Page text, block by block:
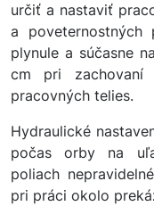
určiť a nastaviť
a poveternostných
plynule a súčasne
cm pri zachovaní
pracovných telies.
Hydraulické
počas orby na
poliach
pri práci okolo